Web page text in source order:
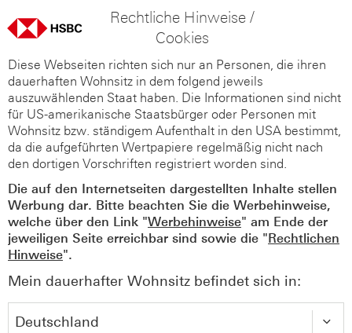
Rechtliche Hinweise /
Cookies
Diese Webseiten richten sich nur an Personen, die ihren
dauerhaften Wohnsitz in dem folgend jeweils
auszuwählenden Staat haben. Die Informationen sind nicht
für US-amerikanische Staatsbürger oder Personen mit
Wohnsitz bzw. ständigem Aufenthalt in den USA bestimmt,
da die aufgeführten Wertpapiere regelmäßig nicht nach
den dortigen Vorschriften registriert worden sind.
Die auf den Internetseiten dargestellten Inhalte stellen
Werbung dar. Bitte beachten Sie die Werbehinweise,
welche über den Link "Werbehinweise" am Ende der
jeweiligen Seite erreichbar sind sowie die "Rechtlichen
Hinweise".
Mein dauerhafter Wohnsitz befindet sich in: